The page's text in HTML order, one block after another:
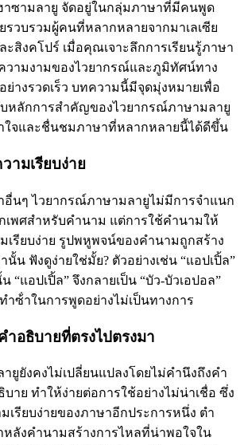
าซามลายู จัดอยู่ในกลุ่มภาษาที่มีคนพูด
รวบรวมผู้คนที่หลากหลายจากมาเลเซีย
ะสิงคโปร์ เมื่อคุณเจาะลึกการเรียนรู้ภาษา
ามงามของไวยากรณ์และภูมิทัศน์ทาง
ย่างรวดเร็ว บทความนี้มีจุดมุ่งหมายเพื่อ
หลักการสําคัญของไวยากรณ์ภาษามลายู
ใจและชื่นชมภาษาที่หลากหลายนี้ได้ดีขึ้น
ามเรียบง่าย
นๆ ไวยากรณ์ภาษามลายูไม่มีการจำแนก
เพศสำหรับคำนาม แต่การใช้คํานามให้
รียบง่าย รูปพหูพจน์ของคํานามถูกสร้าง
น ฟังดูง่ายใช่มั้ย? ตัวอย่างเช่น “แอปเปิ้ล”
“แอปเปิ้ล” จึงกลายเป็น “บัว-บัวเอปอล”
ซ้ําในการพูดอย่างไม่เป็นทางการ
อธิบายที่ตรงไปตรงมา
ยังคงไม่เปลี่ยนแปลงโดยไม่คำนึงถึงคำ
ย ทำให้ง่ายต่อการใช้อย่างไม่น่าเชื่อ ซึ่ง
เรียบง่ายของภาษาอีกประการหนึ่ง ตํา
ลังคํานามสร้างการไหลที่น่าพอใจใน